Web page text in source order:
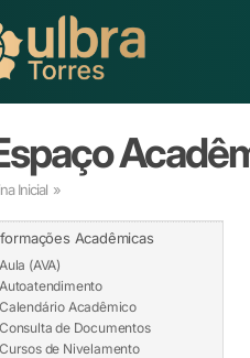
Inicial »
Acadêmicas
Aula (AVA)
Autoatendimento
Calendário Acadêmico
Consulta de Documentos
Cursos de Nivelamento